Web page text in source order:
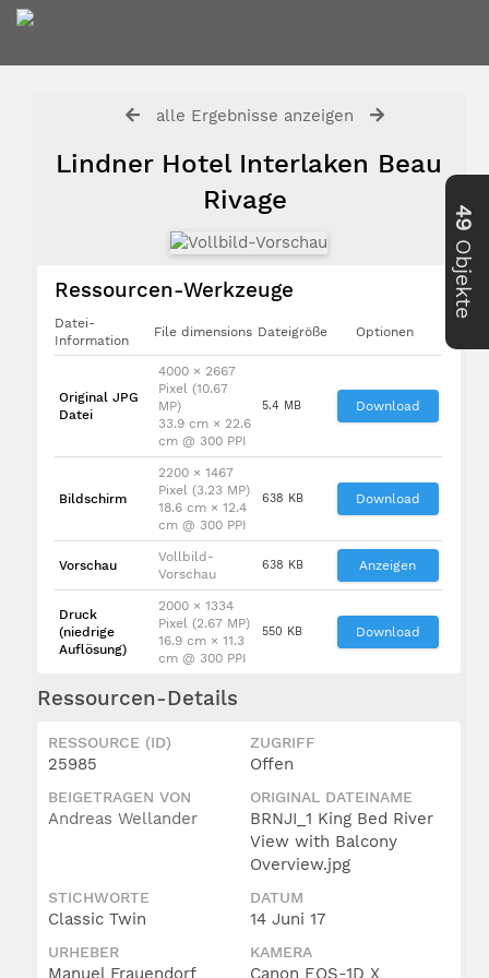
alle Ergebnisse anzeigen
Lindner Hotel Interlaken Beau
Rivage
Ressourcen-Werkzeuge
Datei-
Information
File dimensions Dateigröße Optionen
Original JPG
Datei
4000 × 2667
Pixel (10.67
MP)
33.9 cm × 22.6
cm @ 300 PPI
5.4 MB Download
Bildschirm
2200 × 1467
Pixel (3.23 MP)
18.6 cm × 12.4
cm @ 300 PPI
638 KB Download
Vorschau
Vollbild-
Vorschau
638 KB Anzeigen
Druck
(niedrige
Auflösung)
2000 × 1334
Pixel (2.67 MP)
16.9 cm × 11.3
cm @ 300 PPI
550 KB Download
Ressourcen-Details
RESSOURCE (ID)
25985
ZUGRIFF
Offen
BEIGETRAGEN VON
Andreas Wellander
ORIGINAL DATEINAME
BRNJI_1 King Bed River
View with Balcony
Overview.jpg
STICHWORTE
Classic Twin
DATUM
14 Juni 17
URHEBER
Manuel Frauendorf
KAMERA
Canon EOS-1D X
49
Objekte